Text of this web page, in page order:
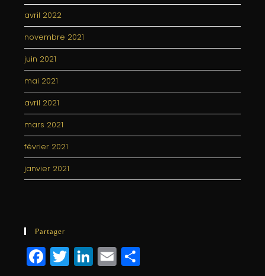
avril 2022
novembre 2021
juin 2021
mai 2021
avril 2021
mars 2021
février 2021
janvier 2021
Partager
F T Li E